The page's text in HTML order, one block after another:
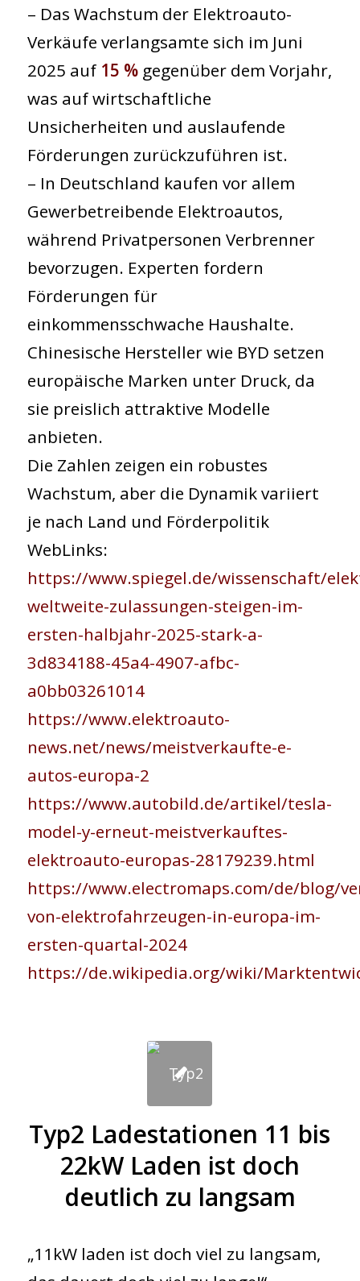
– Das Wachstum der Elektroauto-
Verkäufe verlangsamte sich im Juni
2025 auf 15 %gegenüber dem Vorjahr,
was auf wirtschaftliche
Unsicherheiten und auslaufende
Förderungen zurückzuführen ist.
– In Deutschland kaufen vor allem
Gewerbetreibende Elektroautos,
während Privatpersonen Verbrenner
bevorzugen. Experten fordern
Förderungen für
einkommensschwache Haushalte.
Chinesische Hersteller wie BYD setzen
europäische Marken unter Druck, da
sie preislich attraktive Modelle
anbieten.
Die Zahlen zeigen ein robustes
Wachstum, aber die Dynamik variiert
je nach Land und Förderpolitik
WebLinks:
https://www.spiegel.de/wissenschaft/
weltweite-zulassungen-steigen-im-
ersten-halbjahr-2025-stark-a-
3d834188-45a4-4907-afbc-
a0bb03261014
https://www.elektroauto-
news.net/news/meistverkaufte-e-
autos-europa-2
https://www.autobild.de/artikel/tesla-
model-y-erneut-meistverkauftes-
elektroauto-europas-28179239.html
https://www.electromaps.com/de/blog/
von-elektrofahrzeugen-in-europa-im-
ersten-quartal-2024
https://de.wikipedia.org/wiki/
Typ2 Ladestationen 11 bis
22kW Laden ist doch
deutlich zu langsam
„11kW laden ist doch viel zu langsam,